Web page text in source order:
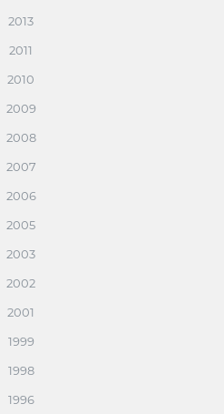
2013
2011
2010
2009
2008
2007
2006
2005
2003
2002
2001
1999
1998
1996